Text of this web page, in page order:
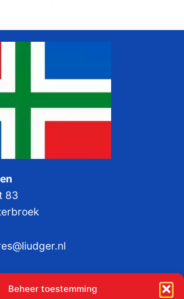
Beheer toestemming
83